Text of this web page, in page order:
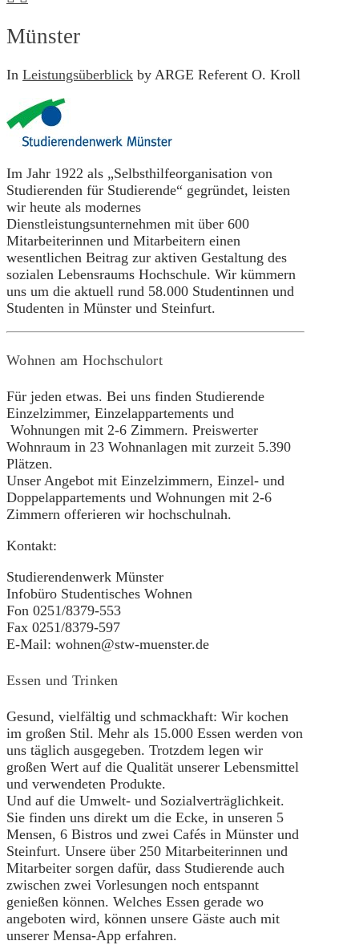
Münster
In Leistungsüberblick by ARGE Referent O. Kroll
Im Jahr 1922 als „Selbsthilfeorganisation von
Studierenden für Studierende“ gegründet, leisten
wir heute als modernes
Dienstleistungsunternehmen mit über 600
Mitarbeiterinnen und Mitarbeitern einen
wesentlichen Beitrag zur aktiven Gestaltung des
sozialen Lebensraums Hochschule. Wir kümmern
uns um die aktuell rund 58.000 Studentinnen und
Studenten in Münster und Steinfurt.
Wohnen am Hochschulort
Für jeden etwas. Bei uns finden Studierende
Einzelzimmer, Einzelappartements und
Wohnungen mit 2-6 Zimmern. Preiswerter
Wohnraum in 23 Wohnanlagen mit zurzeit 5.390
Plätzen.
Unser Angebot mit Einzelzimmern, Einzel- und
Doppelappartements und Wohnungen mit 2-6
Zimmern offerieren wir hochschulnah.
Kontakt:
Studierendenwerk Münster
Infobüro Studentisches Wohnen
Fon 0251/8379-553
Fax 0251/8379-597
E-Mail: wohnen@stw-muenster.de
Essen und Trinken
Gesund, vielfältig und schmackhaft: Wir kochen
im großen Stil. Mehr als 15.000 Essen werden von
uns täglich ausgegeben. Trotzdem legen wir
großen Wert auf die Qualität unserer Lebensmittel
und verwendeten Produkte.
Und auf die Umwelt- und Sozialverträglichkeit.
Sie finden uns direkt um die Ecke, in unseren 5
Mensen, 6 Bistros und zwei Cafés in Münster und
Steinfurt. Unsere über 250 Mitarbeiterinnen und
Mitarbeiter sorgen dafür, dass Studierende auch
zwischen zwei Vorlesungen noch entspannt
genießen können. Welches Essen gerade wo
angeboten wird, können unsere Gäste auch mit
unserer Mensa-App erfahren.